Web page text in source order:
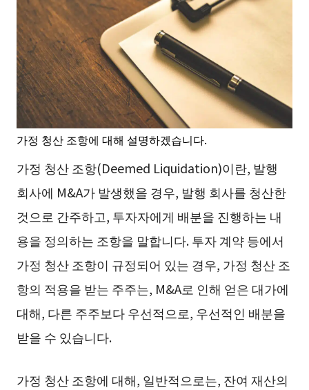
가정 청산 조항에 대해 설명하겠습니다.
가정 청산 조항(Deemed Liquidation)이란, 발행
회사에 M&A가 발생했을 경우, 발행 회사를 청산한
것으로 간주하고, 투자자에게 배분을 진행하는 내
용을 정의하는 조항을 말합니다. 투자 계약 등에서
가정 청산 조항이 규정되어 있는 경우, 가정 청산 조
항의 적용을 받는 주주는, M&A로 인해 얻은 대가에
대해, 다른 주주보다 우선적으로, 우선적인 배분을
받을 수 있습니다.
가정 청산 조항에 대해, 일반적으로는, 잔여 재산의